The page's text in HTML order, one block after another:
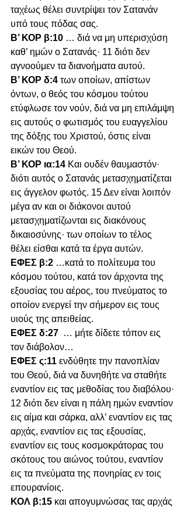
ταχέως θέλει συντρίψει τον Σατανάν
υπό τους πόδας σας.
Β’ ΚΟΡ β:10 … διά να μη υπερισχύση
καθ’ ημών ο Σατανάς· 11 διότι δεν
αγνοούμεν τα διανοήματα αυτού.
Β’ ΚΟΡ δ:4 των οποίων, απίστων
όντων, ο θεός του κόσμου τούτου
ετύφλωσε τον νούν, διά να μη επιλάμψη
εις αυτούς ο φωτισμός του ευαγγελίου
της δόξης του Χριστού, όστις είναι
εικών του Θεού.
Β’ ΚΟΡ ια:14 Και ουδέν θαυμαστόν·
διότι αυτός ο Σατανάς μετασχηματίζεται
εις άγγελον φωτός. 15 Δεν είναι λοιπόν
μέγα αν και οι διάκονοι αυτού
μετασχηματίζωνται εις διακόνους
δικαιοσύνης· των οποίων το τέλος
θέλει είσθαι κατά τα έργα αυτών.
ΕΦΕΣ β:2 …κατά το πολίτευμα του
κόσμου τούτου, κατά τον άρχοντα της
εξουσίας του αέρος, του πνεύματος το
οποίον ενεργεί την σήμερον εις τους
υιούς της απειθείας.
ΕΦΕΣ δ:27 … μήτε δίδετε τόπον εις
τον διάβολον…
ΕΦΕΣ ς:11 ενδύθητε την πανοπλίαν
του Θεού, διά να δυνηθήτε να σταθήτε
εναντίον εις τας μεθοδίας του διαβόλου·
12 διότι δεν είναι η πάλη ημών εναντίον
εις αίμα και σάρκα, αλλ’ εναντίον εις τας
αρχάς, εναντίον εις τας εξουσίας,
εναντίον εις τους κοσμοκράτορας του
σκότους του αιώνος τούτου, εναντίον
εις τα πνεύματα της πονηρίας εν τοις
επουρανίοις.
ΚΟΛ β:15 και απογυμνώσας τας αρχάς